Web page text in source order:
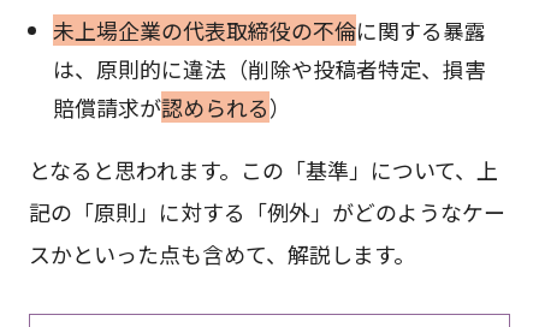
未上場企業の代表取締役の不倫に関する暴露
は、原則的に違法（削除や投稿者特定、損害
賠償請求が認められる）
となると思われます。この「基準」について、上
記の「原則」に対する「例外」がどのようなケー
スかといった点も含めて、解説します。